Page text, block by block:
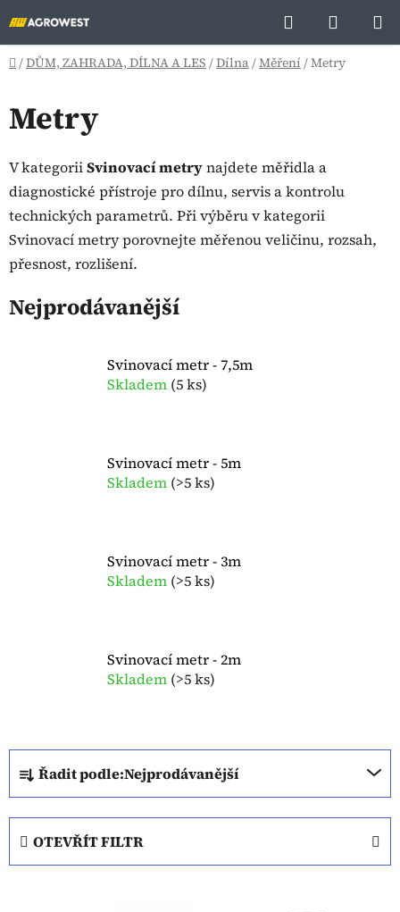
na
obsah
Hledat
KOŠÍK
Domů
/DŮM, ZAHRADA, DÍLNA A LES /Dílna/Měření /Metry
Metry
V kategoriiSvinovací metrynajdete měřidla a
diagnostické přístroje pro dílnu, servis a kontrolu
technických parametrů. Při výběru v kategorii
Svinovací metry porovnejte měřenou veličinu, rozsah,
přesnost, rozlišení.
Nejprodávanější
Svinovací metr - 7,5m
Skladem (5 ks)
Svinovací metr - 5m
Skladem (>5 ks)
Svinovací metr - 3m
Skladem (>5 ks)
Svinovací metr - 2m
Skladem (>5 ks)
Ř
a
z
n
í
Řadit podle:Nejprodávanější
OTEVŘÍT FILTR